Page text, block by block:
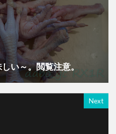
い～。閲覧注意。
Next